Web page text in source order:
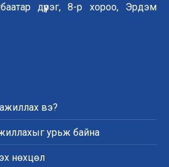
дүүрэг, 8-р хороо, Эрдэм
вэ?
урьж байна
нөхцөл